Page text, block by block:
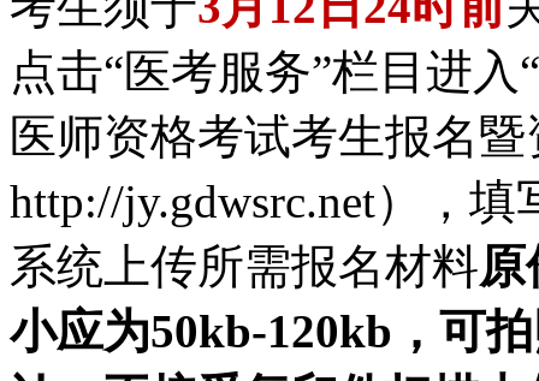
点击“医考服务”栏目进入“
医师资格考试考生报名
http://jy.gdwsrc.net），
系统上传所需报名材料原
小应为50kb-120kb，可